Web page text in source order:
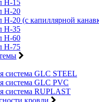
Н-15
Н-20
Н-20 (с капиллярной
Н-35
Н-60
Н-75
система GLC STEEL
система GLC PVC
система RUPLAST
кровли